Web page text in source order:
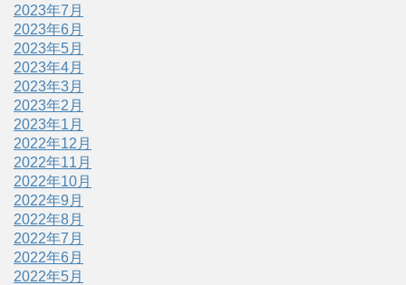
2023年7月
2023年6月
2023年5月
2023年4月
2023年3月
2023年2月
2023年1月
2022年12月
2022年11月
2022年10月
2022年9月
2022年8月
2022年7月
2022年6月
2022年5月